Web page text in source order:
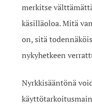
merkitse
käsilläoloa. Mitä
on, sitä
nykyhetkeen
Nyrkkisääntönä